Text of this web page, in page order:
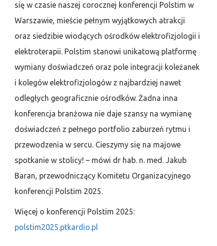
się w czasie naszej corocznej konferencji Polstim w
Warszawie, mieście pełnym wyjątkowych atrakcji
oraz siedzibie wiodących ośrodków elektrofizjologii i
elektroterapii. Polstim stanowi unikatową platformę
wymiany doświadczeń oraz pole integracji koleżanek
i kolegów elektrofizjologów z najbardziej nawet
odległych geograficznie ośrodków. Żadna inna
konferencja branżowa nie daje szansy na wymianę
doświadczeń z pełnego portfolio zaburzeń rytmu i
przewodzenia w sercu. Cieszymy się na majowe
spotkanie w stolicy! – mówi dr hab. n. med. Jakub
Baran, przewodniczący Komitetu Organizacyjnego
konferencji Polstim 2025.
Więcej o konferencji Polstim 2025:
polstim2025.ptkardio.pl